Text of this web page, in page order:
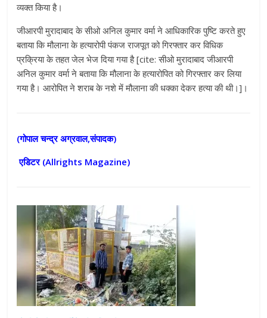
व्यक्त किया है।
जीआरपी मुरादाबाद के सीओ अनिल कुमार वर्मा ने आधिकारिक पुष्टि करते हुए
बताया कि मौलाना के हत्यारोपी पंकज राजपूत को गिरफ्तार कर विधिक
प्रक्रिया के तहत जेल भेज दिया गया है [cite: सीओ मुरादाबाद जीआरपी
अनिल कुमार वर्मा ने बताया कि मौलाना के हत्यारोपित को गिरफ्तार कर लिया
गया है। आरोपित ने शराब के नशे में मौलाना की धक्का देकर हत्या की थी।]।
(गोपाल चन्द्र अग्रवाल,संपादक)
एडिटर (Allrights Magazine)